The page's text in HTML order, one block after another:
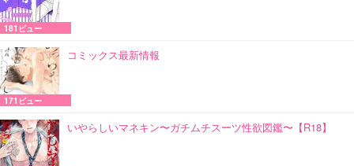
181ビュー
コミックス最新情報
171ビュー
いやらしいマネキン〜ガチムチスーツ性欲図鑑〜【R18】